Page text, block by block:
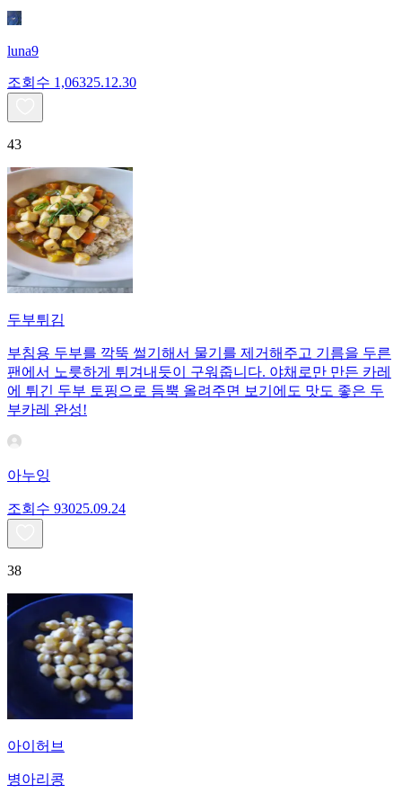
luna9
조회수 1,06325.12.30
43
두부튀김
부침용 두부를 깍뚝 썰기해서 물기를 제거해주고 기름을 두른
팬에서 노릇하게 튀겨내듯이 구워줍니다. 야채로만 만든 카레
에 튀긴 두부 토핑으로 듬뿍 올려주면 보기에도 맛도 좋은 두
부카레 완성!
아누잉
조회수 93025.09.24
38
아이허브
병아리콩